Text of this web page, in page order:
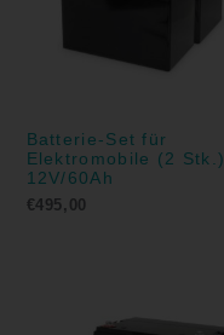
Batterie-Set für
Elektromobile (2 Stk.)
12V/60Ah
€495,00